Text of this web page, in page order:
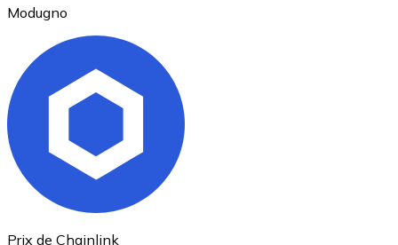
Ethereum
Modugno
Prix de Chainlink